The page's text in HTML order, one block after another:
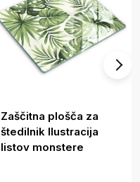
Zaščitna plošča za
štedilnik Ilustracija
listov monstere